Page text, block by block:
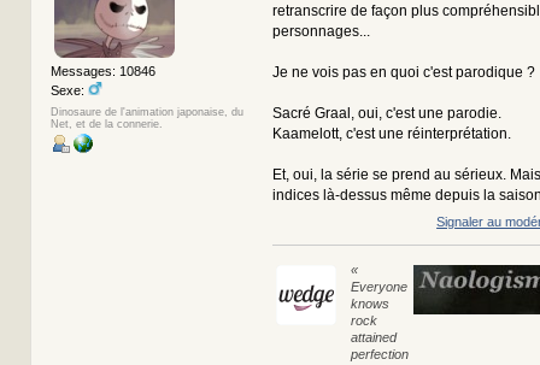
Messages: 10846
Sexe:
Dinosaure de l'animation japonaise, du
Net, et de la connerie.
retranscrire de façon plus
personnages...
Je ne vois pas en quoi c'est parodique ?
Sacré Graal, oui, c'est une parodie.
Kaamelott, c'est une réinterprétation.
Et, oui, la série se prend au sérieux.
indices là-dessus même depuis la
Signaler au
«
Everyone
knows
rock
attained
perfection